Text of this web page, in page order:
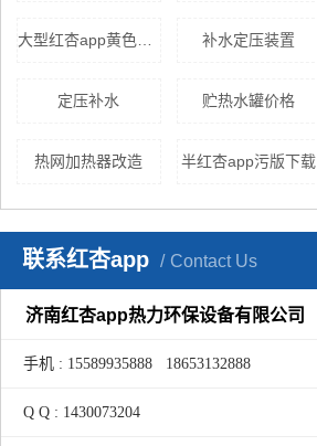
补水定压装置
定压补水 贮热水罐价格
热网加热器改造 半红杏app污版下载
联系红杏app Contact Us
济南红杏app热力环保设备有限公司
手机 : 15589935888 18653132888
Q Q : 1430073204